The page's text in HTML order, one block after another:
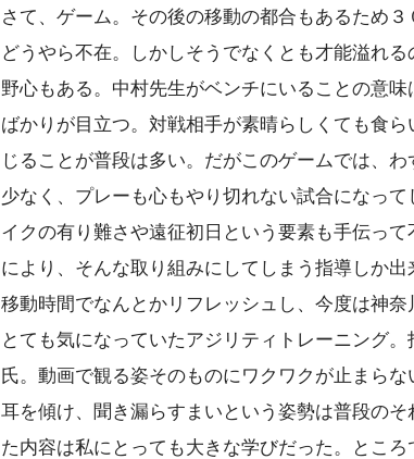
さて、ゲーム。その後の移動の都合もあるため
どうやら不在。しかしそうでなくとも才能溢れ
野心もある。中村先生がベンチにいることの意
ばかりが目立つ。対戦相手が素晴らしくても食
じることが普段は多い。だがこのゲームでは、
少なく、プレーも心もやり切れない試合になっ
イクの有り難さや遠征初日という要素も手伝っ
により、そんな取り組みにしてしまう指導しか
移動時間でなんとかリフレッシュし、今度は神
とても気になっていたアジリティトレーニング
氏。動画で観る姿そのものにワクワクが止まら
耳を傾け、聞き漏らすまいという姿勢は普段の
た内容は私にとっても大きな学びだった。とこ